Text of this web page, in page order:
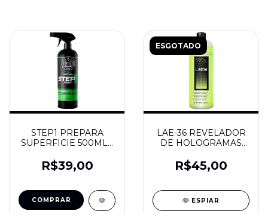
STEP1 PREPARA
SUPERFICIE 500ML -
R$39,00
ESGOTADO
LAE-36 REVELADOR
DE HOLOGRAMAS
1L - ALCANCE
R$45,00
ESPIAR